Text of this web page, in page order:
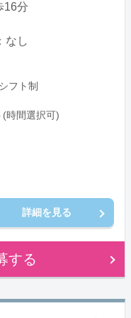
16分
なし
フト制
(時間選択可)
詳細を見る
する